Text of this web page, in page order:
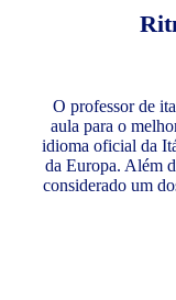
O professor de
aula para o
idioma oficial da
da Europa. Além
considerado um